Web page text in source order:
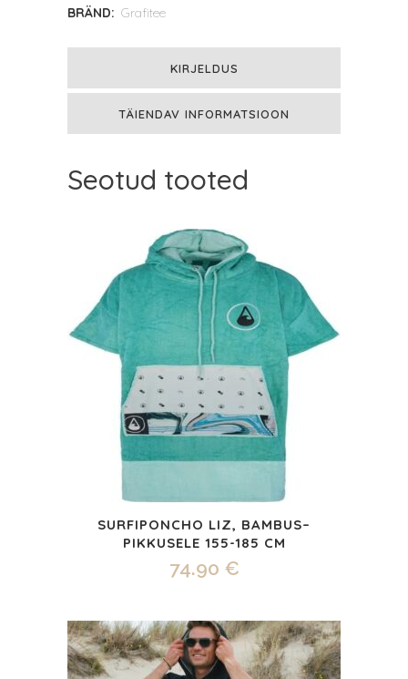
särk
–
Action-
disain
BRÄND: Grafitee
KIRJELDUS
TÄIENDAV INFORMATSIOON
Seotud tooted
SURFIPONCHO LIZ, BAMBUS–
PIKKUSELE 155-185 CM
74.90 €